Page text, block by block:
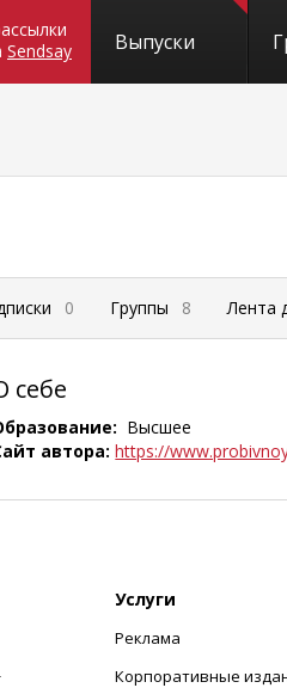
Sendsay Выпуски
0 Группы 8 Лента
себе
Высшее
автора: https://
Услуги
Реклама
Корпоративные